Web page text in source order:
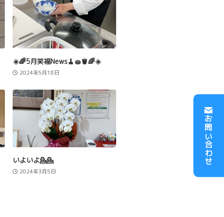
☀️🌈5月笑福News🧹🧽🪣🌈☀️
2024年5月18日
いよいよ💁💁
2024年3月5日
お問い合わせ